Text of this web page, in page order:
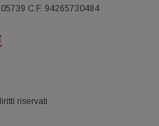
C.F. 94265730484
riservati